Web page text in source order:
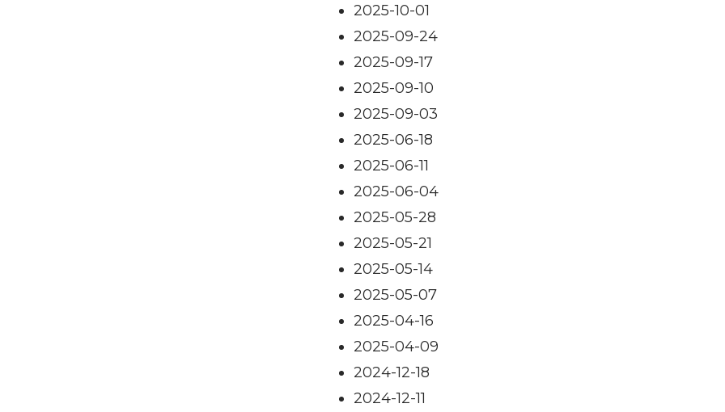
2025-10-01
2025-09-24
2025-09-17
2025-09-10
2025-09-03
2025-06-18
2025-06-11
2025-06-04
2025-05-28
2025-05-21
2025-05-14
2025-05-07
2025-04-16
2025-04-09
2024-12-18
2024-12-11